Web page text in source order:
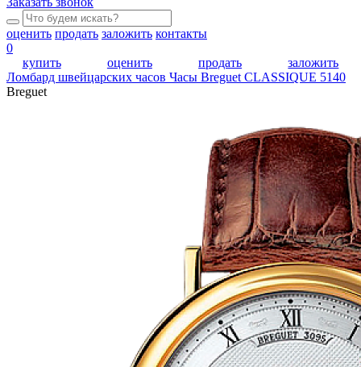
оценить продать заложить контакты
0
купить
оценить продать
заложить
Ломбард швейцарских часов Часы Breguet CLASSIQUE 5140
Breguet